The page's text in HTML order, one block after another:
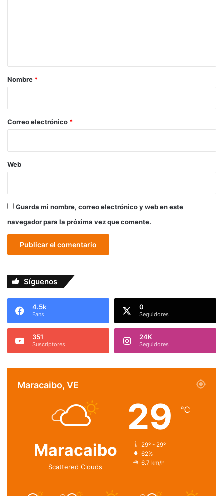
r
*
Nombre *
Correo electrónico *
Web
Guarda mi nombre, correo electrónico y web en este
navegador para la próxima vez que comente.
Síguenos
4.5k
Fans
0
Seguidores
351
Suscriptores
24K
Seguidores
Maracaibo, VE
Maracaibo
Scattered Clouds
29 ℃
29º - 29º
62%
6.7 km/h